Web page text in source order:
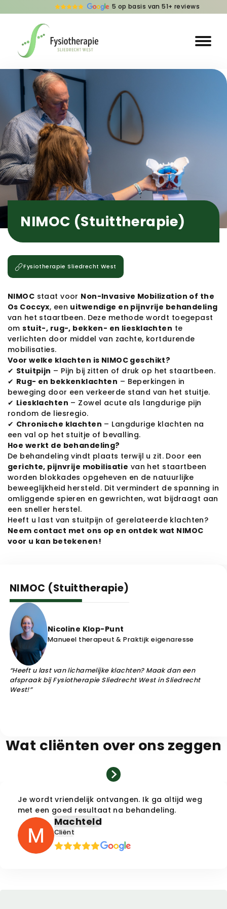
5 op basis van 51+ reviews
NIMOC (Stuittherapie)
FysiotherapieSliedrecht West
NIMOC staat voor Non-Invasive Mobilization of the
Os Coccyx, een uitwendige en pijnvrije behandeling
van het staartbeen. Deze methode wordt toegepast
om stuit-, rug-, bekken- en liesklachten te
verlichten door middel van zachte, kortdurende
mobilisaties.
Voor welke klachten is NIMOC geschikt?
✔ Stuitpijn – Pijn bij zitten of druk op het staartbeen.
✔ Rug- en bekkenklachten – Beperkingen in
beweging door een verkeerde stand van het stuitje.
✔ Liesklachten – Zowel acute als langdurige pijn
rondom de liesregio.
✔ Chronische klachten – Langdurige klachten na
een val op het stuitje of bevalling.
Hoe werkt de behandeling?
gerichte, pijnvrije mobilisatie van het staartbeen
worden blokkades opgeheven en de natuurlijke
beweeglijkheid hersteld. Dit vermindert de spanning in
omliggende spieren en gewrichten, wat bijdraagt aan
een sneller herstel.
Neem contact met ons op en ontdek wat NIMOC
voor u kan betekenen!
NIMOC (Stuittherapie)
Nicoline Klop-Punt
Manueel therapeut & Praktijk eigenaresse
Headshot
“Heeft u last van lichamelijke klachten? Maak dan een
afspraak bijFysiotherapie Sliedrecht WestinSliedrecht
West!”
Wat cliënten over ons zeggen
Je wordt vriendelijk ontvangen. Ik ga altijd weg
met een goed resultaat na behandeling.
Machteld
Cliënt